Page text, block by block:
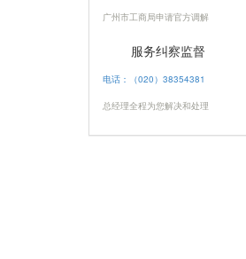
广州市工商局申请官方调解
服务纠察监督
电话：（020）38354381
总经理全程为您解决和处理